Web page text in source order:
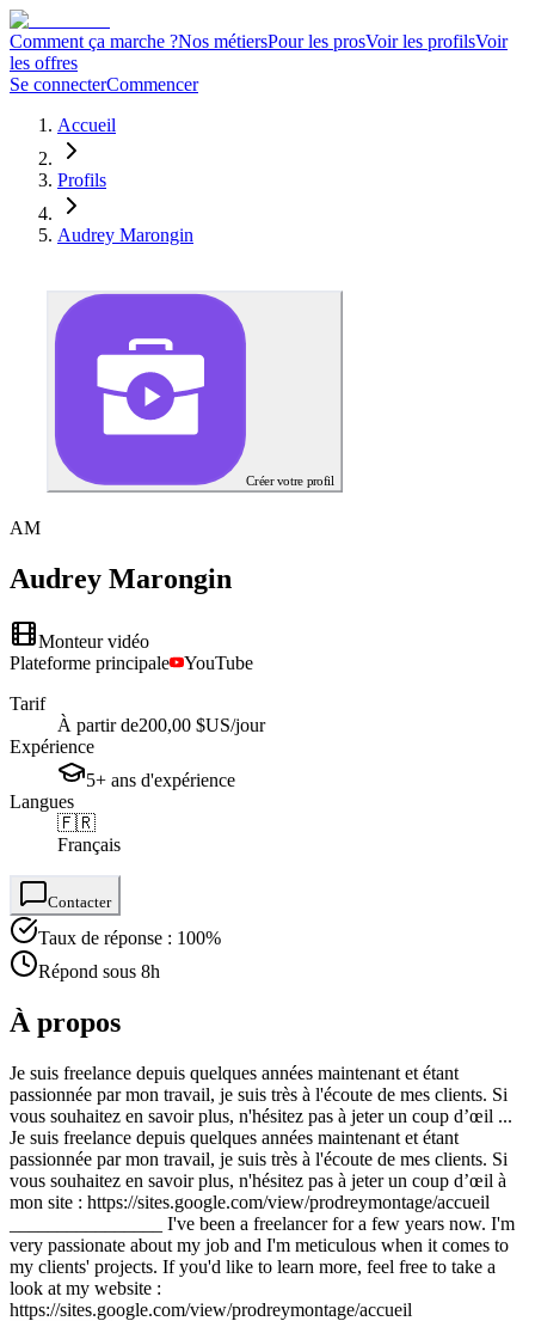
Comment ça marche ?Nos métiersPour les prosVoir les profilsVoir
les offres
Se connecterCommencer
Accueil
Profils
Audrey Marongin
Créer votre profil
AM
Audrey Marongin
Monteur vidéo
Plateforme principale
YouTube
Tarif
À partir de200,00 $US/jour
Expérience
5+ ans d'expérience
Langues
🇫🇷
Français
Contacter
Taux de réponse : 100%
Répond sous 8h
À propos
Je suis freelance depuis quelques années maintenant et étant
passionnée par mon travail, je suis très à l'écoute de mes clients. Si
vous souhaitez en savoir plus, n'hésitez pas à jeter un coup d’œil ...
Je suis freelance depuis quelques années maintenant et étant
passionnée par mon travail, je suis très à l'écoute de mes clients. Si
vous souhaitez en savoir plus, n'hésitez pas à jeter un coup d’œil à
mon site : https://sites.google.com/view/prodreymontage/accueil
________________ I've been a freelancer for a few years now. I'm
very passionate about my job and I'm meticulous when it comes to
my clients' projects. If you'd like to learn more, feel free to take a
look at my website :
https://sites.google.com/view/prodreymontage/accueil